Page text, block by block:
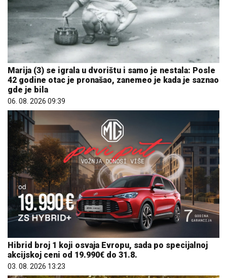
Marija (3) se igrala u dvorištu i samo je nestala: Posle
42 godine otac je pronašao, zanemeo je kada je saznao
gde je bila
06. 08. 2026 09:39
Hibrid broj 1 koji osvaja Evropu, sada po specijalnoj
akcijskoj ceni od 19.990€ do 31.8.
03. 08. 2026 13:23